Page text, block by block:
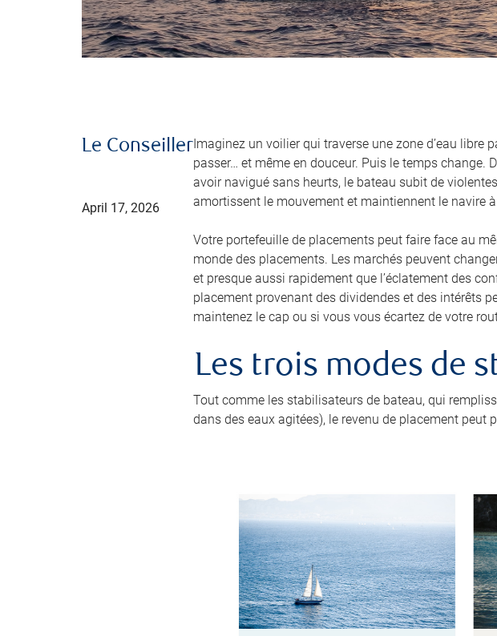
Le Conseiller
April 17, 2026
Imaginez un voilier qui traverse une zone d’eau libre
passer… et même en douceur. Puis le temps change.
avoir navigué sans heurts, le bateau subit de
amortissent le mouvement et maintiennent le navire
Votre portefeuille de placements peut faire face au
monde des placements. Les marchés peuvent
et presque aussi rapidement que l’éclatement des
placement provenant des dividendes et des intérêts
maintenez le cap ou si vous vous écartez de votre
Les trois modes de
Tout comme les stabilisateurs de bateau, qui
dans des eaux agitées), le revenu de placement